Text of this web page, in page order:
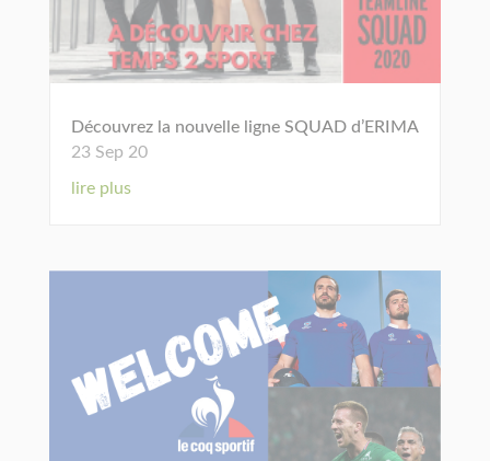
Découvrez la nouvelle ligne SQUAD d’ERIMA
23 Sep 20
lire plus